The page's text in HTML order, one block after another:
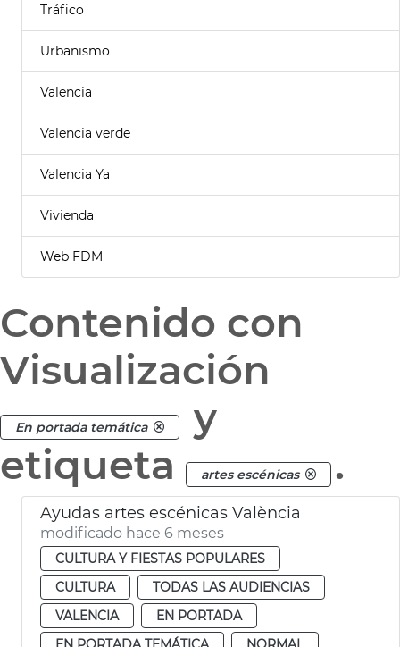
Tráfico
Urbanismo
Valencia
Valencia verde
Valencia Ya
Vivienda
Web FDM
Contenido con
Visualización
En portada temática
y
etiqueta
artes escénicas .
Ayudas artes escénicas València
modificado hace 6 meses
CULTURA Y FIESTAS POPULARES
CULTURA
TODAS LAS AUDIENCIAS
VALENCIA
EN PORTADA